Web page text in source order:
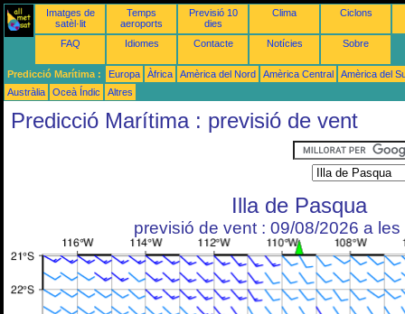
Imatges de
satèl·lit
Temps
aeroports
Previsió 10
dies
Clima Ciclons
FAQ Idiomes Contacte Notícies Sobre
Predicció Marítima : Europa Àfrica Amèrica del Nord Amèrica Central
Amèrica del
Austràlia
Oceà Índic Altres
Predicció Marítima : previsió de vent
Illa de Pasqua
previsió de vent : 09/08/2026 a les